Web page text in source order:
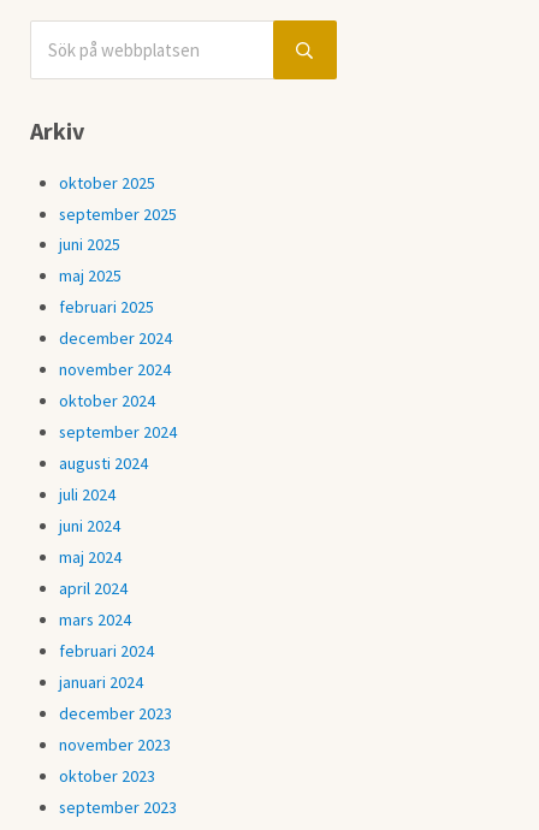
Sidebar
Submit search
Arkiv
oktober 2025
september 2025
juni 2025
maj 2025
februari 2025
december 2024
november 2024
oktober 2024
september 2024
augusti 2024
juli 2024
juni 2024
maj 2024
april 2024
mars 2024
februari 2024
januari 2024
december 2023
november 2023
oktober 2023
september 2023